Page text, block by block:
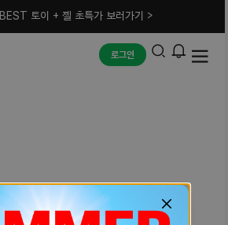
BEST 토이 + 젤 초특가 보러가기 >
로그인